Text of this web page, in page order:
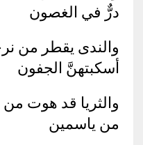
درٌّ في الغصون
والندى يقطر من
أسكبتهنَّ الجفون
والثريا قد هوت
من ياسمين